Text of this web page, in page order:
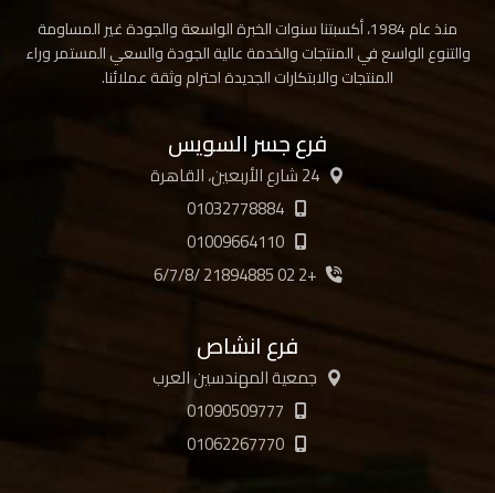
منذ عام 1984، أكسبتنا سنوات الخبرة الواسعة والجودة غير المساومة
والتنوع الواسع في المنتجات والخدمة عالية الجودة والسعي المستمر وراء
المنتجات والابتكارات الجديدة احترام وثقة عملائنا.
فرع جسر السويس
24 شارع الأربعين، القاهرة
01032778884
01009664110
+2 02 21894885 /6/7/8
فرع انشاص
جمعية المهندسين العرب
01090509777
01062267770